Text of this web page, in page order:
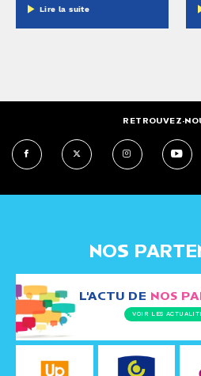
Lire la suite
RETROUVEZ-
NOS
L'ACTU DE NOS
VOIR LES